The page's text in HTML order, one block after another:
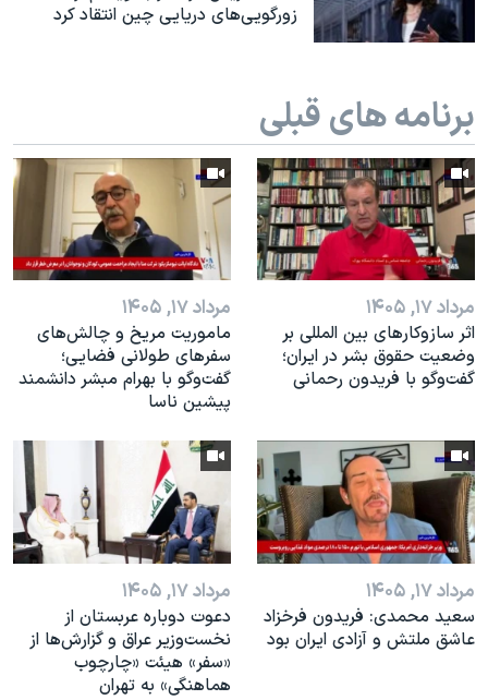
نرگس محمدی برنده جایزه نوبل صلح
صفحه‌های ویژه
سفر پرزیدنت ترامپ به چین
زورگویی‌های دریایی چین انتقاد کرد
برنامه های قبلی
مرداد ۱۷, ۱۴۰۵
اثر ساز‌و‌کارهای بین المللی بر
وضعیت حقوق بشر در ایران؛
گفت‌وگو با فریدون رحمانی
مرداد ۱۷, ۱۴۰۵
ماموریت مریخ و چالش‌های
سفرهای طولانی فضایی؛
گفت‌وگو با بهرام مبشر دانشمند
پیشین ناسا
مرداد ۱۷, ۱۴۰۵
سعید محمدی: فریدون فرخزاد
عاشق ملتش و آزادی ایران بود
مرداد ۱۷, ۱۴۰۵
دعوت دوباره عربستان از
نخست‌وزیر عراق و گزارش‌ها از
«سفر» هیئت «چارچوب
هماهنگی» به تهران